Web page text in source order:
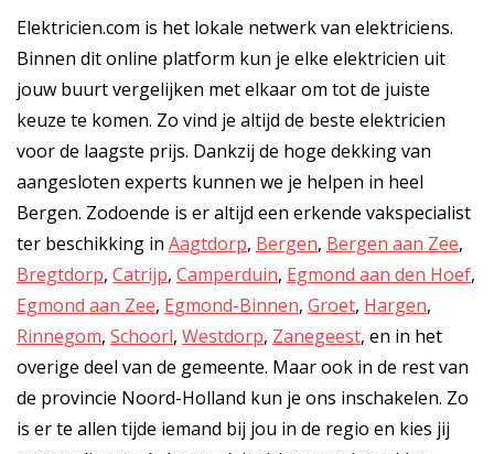
Elektricien.com is het lokale netwerk van elektriciens.
Binnen dit online platform kun je elke elektricien uit
jouw buurt vergelijken met elkaar om tot de juiste
keuze te komen. Zo vind je altijd de beste elektricien
voor de laagste prijs. Dankzij de hoge dekking van
aangesloten experts kunnen we je helpen in heel
Bergen. Zodoende is er altijd een erkende vakspecialist
ter beschikking in Aagtdorp, Bergen, Bergen aan Zee,
Bregtdorp, Catrijp, Camperduin, Egmond aan den Hoef,
Egmond aan Zee, Egmond-Binnen, Groet, Hargen,
Rinnegom, Schoorl, Westdorp, Zanegeest, en in het
overige deel van de gemeente. Maar ook in de rest van
de provincie Noord-Holland kun je ons inschakelen. Zo
is er te allen tijde iemand bij jou in de regio en kies jij